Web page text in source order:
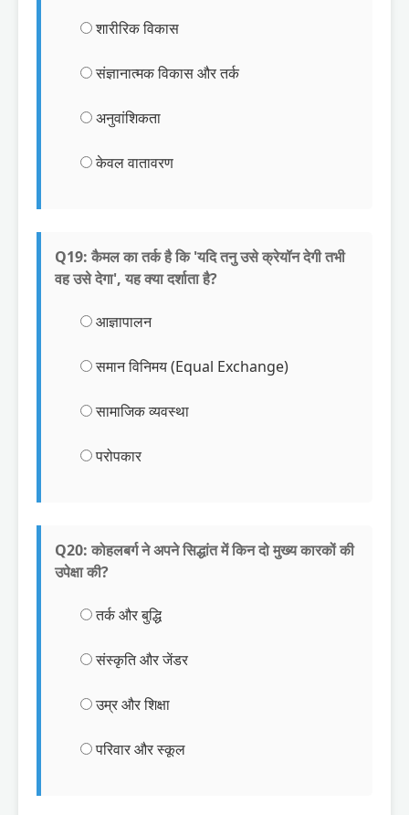
शारीरिक विकास
संज्ञानात्मक विकास और तर्क
अनुवांशिकता
केवल वातावरण
Q19: कैमल का तर्क है कि 'यदि तनु उसे क्रेयॉन देगी तभी
वह उसे देगा', यह क्या दर्शाता है?
आज्ञापालन
समान विनिमय (Equal Exchange)
सामाजिक व्यवस्था
परोपकार
Q20: कोहलबर्ग ने अपने सिद्धांत में किन दो मुख्य कारकों की
उपेक्षा की?
तर्क और बुद्धि
संस्कृति और जेंडर
उम्र और शिक्षा
परिवार और स्कूल